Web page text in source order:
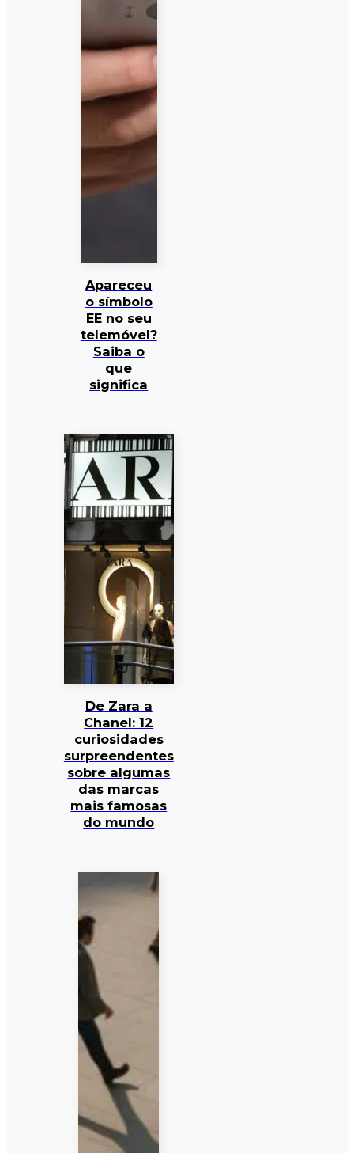
Apareceu
o símbolo
EE no seu
telemóvel?
Saiba o
que
significa
De Zara a
Chanel: 12
curiosidades
surpreendentes
sobre algumas
das marcas
mais famosas
do mundo